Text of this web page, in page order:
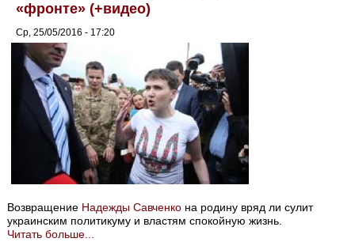
«фронте» (+видео)
Ср, 25/05/2016 - 17:20
Возвращение Надежды Савченко на родину вряд ли сулит
украинским политикуму и властям спокойную жизнь.
Читать больше...